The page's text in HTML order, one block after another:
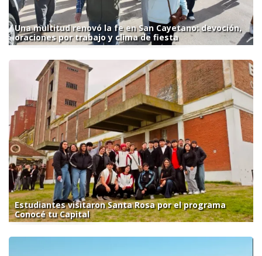
Una multitud renovó la fe en San Cayetano: devoción,
oraciones por trabajo y clima de fiesta
Estudiantes visitaron Santa Rosa por el programa
Conocé tu Capital